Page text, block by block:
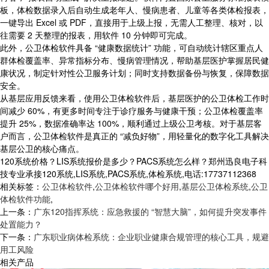
板，体检数据录入后自动生成老年人、慢病患者、儿童等各类体检报表，
一键导出 Excel 或 PDF，直接用于上级上报，无需人工整理、核对，以
往需要 2 天整理的报表，用软件 10 分钟即可完成。
此外，公卫体检软件具备 “健康数据统计” 功能，可自动统计辖区重点人
群体检覆盖率、异常指标分布、慢病管理情况，帮助基层医护掌握居民健
康状况，制定针对性公卫服务计划；同时支持数据备份与恢复，保障数据
安全。
从基层应用反馈来看，使用公卫体检软件后，基层医护的公卫体检工作时
间减少 60%，有更多时间专注于诊疗服务与健康干预；公卫体检覆盖率
提升 25%，数据准确率达 100%，顺利通过上级公卫考核。对于基层客
户而言，公卫体检软件是真正的 “减负好物”，用轻量化的数字化工具解决
基层公卫的核心痛点。
120系统价格？LIS系统报价是多少？PACS系统怎么样？郑州迅良电子科
技专业承接120系统,LIS系统,PACS系统,体检系统,电话:17737112368
相关标签： 公卫体检软件,公卫体检软件哪个好用,基层公卫体检系统,公卫
体检软件功能,
上一条： 广东120指挥系统：应急救援的 “智慧大脑”，如何提升突发事件
处置能力？
下一条： 广东职业病体检系统：企业职业健康合规管理的核心工具，规避
用工风险
相关产品